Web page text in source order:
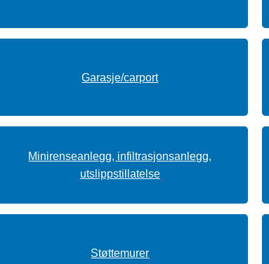
Garasje/carport
Minirenseanlegg, infiltrasjonsanlegg,
utslippstillatelse
Støttemurer